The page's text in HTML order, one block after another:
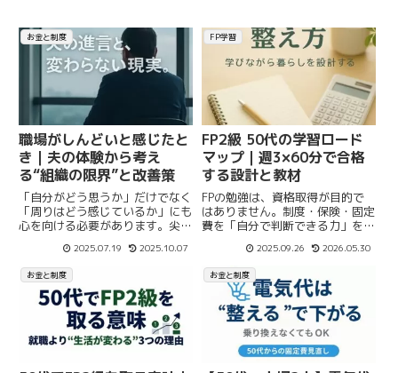
お金と制度
職場がしんどいと感じたと
き｜夫の体験から考え
る“組織の限界”と改善策
「自分がどう思うか」だけでなく
「周りはどう感じているか」にも
心を向ける必要があります。尖っ
深呼吸をして、「ここは生きるた
めの戦場ではなく、働く場・楽し
む場」と捉える視点が大事だな
と、今の私は思います。
2025.07.19 2025.10.07
FP学習
FP2級 50代の学習ロード
マップ｜週3×60分で合格
する設計と教材
FPの勉強は、資格取得が目的で
はありません。制度・保険・固定
費を「自分で判断できる力」を身
び直しを前提に、無理なく続く設
計と教材選びをまとめました。
2025.09.26 2026.05.30
お金と制度 お金と制度